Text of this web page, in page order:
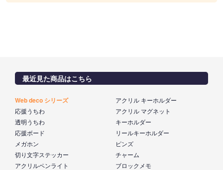
最近見た商品はこちら
Web deco シリーズ
応援うちわ
透明うちわ
応援ボード
メガホン
切り文字ステッカー
アクリルペンライト
アクリル キーホルダー
アクリル マグネット
キーホルダー
リールキーホルダー
ピンズ
チャーム
ブロックメモ